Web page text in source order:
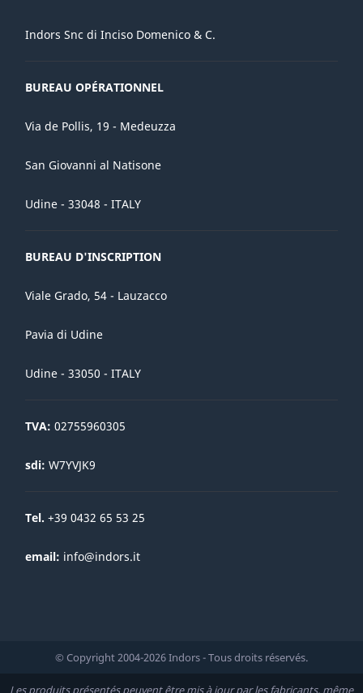
Indors Snc di Inciso Domenico & C.
BUREAU OPÉRATIONNEL
Via de Pollis, 19 - Medeuzza
San Giovanni al Natisone
Udine - 33048 - ITALY
BUREAU D'INSCRIPTION
Viale Grado, 54 - Lauzacco
Pavia di Udine
Udine - 33050 - ITALY
TVA: 02755960305
sdi: W7YVJK9
Tel. +39 0432 65 53 25
email: info@indors.it
© Copyright 2004-2026 Indors - Tous droits réservés.
Les produits présentés peuvent être mis à jour par les fabricants, même